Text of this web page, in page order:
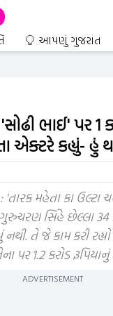
આપણું ગુજરાત
ભાઈ' પર 1
એક્ટરે કહ્યું- હું
મહેતા કા ઉલ્ટા
સિંહે છેલ્લા 34
નથી. તે જે કામ કરી
પર 1.2 કરોડ
ADVERTISEMENT